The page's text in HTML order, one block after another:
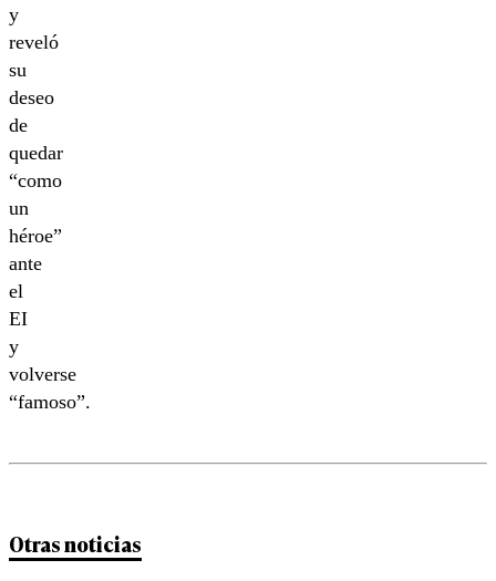
y
reveló
su
deseo
de
quedar
“como
un
héroe”
ante
el
EI
y
volverse
“famoso”.
Otras noticias